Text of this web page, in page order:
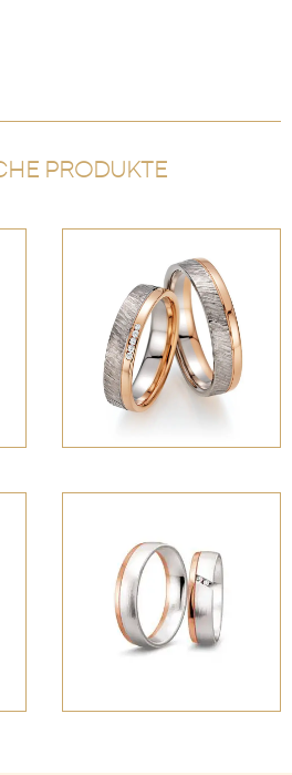
PRODUKTE